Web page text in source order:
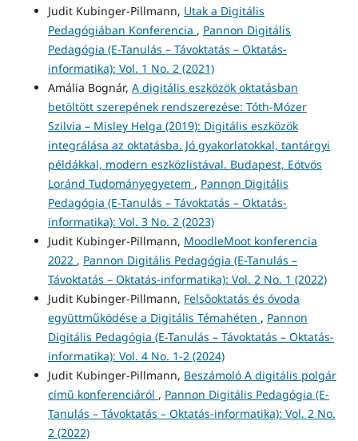
Judit Kubinger-Pillmann, Utak a Digitális
Pedagógiában Konferencia , Pannon Digitális
Pedagógia (E-Tanulás – Távoktatás – Oktatás-
informatika): Vol. 1 No. 2 (2021)
Amália Bognár, A digitális eszközök oktatásban
betöltött szerepének rendszerezése: Tóth-Mózer
Szilvia – Misley Helga (2019): Digitális eszközök
integrálása az oktatásba. Jó gyakorlatokkal, tantárgyi
példákkal, modern eszközlistával. Budapest, Eötvös
Loránd Tudományegyetem , Pannon Digitális
Pedagógia (E-Tanulás – Távoktatás – Oktatás-
informatika): Vol. 3 No. 2 (2023)
Judit Kubinger-Pillmann, MoodleMoot konferencia
2022 , Pannon Digitális Pedagógia (E-Tanulás –
Távoktatás – Oktatás-informatika): Vol. 2 No. 1 (2022)
Judit Kubinger-Pillmann, Felsőoktatás és óvoda
együttműködése a Digitális Témahéten , Pannon
Digitális Pedagógia (E-Tanulás – Távoktatás – Oktatás-
informatika): Vol. 4 No. 1-2 (2024)
Judit Kubinger-Pillmann, Beszámoló A digitális polgár
című konferenciáról , Pannon Digitális Pedagógia (E-
Tanulás – Távoktatás – Oktatás-informatika): Vol. 2 No.
2 (2022)